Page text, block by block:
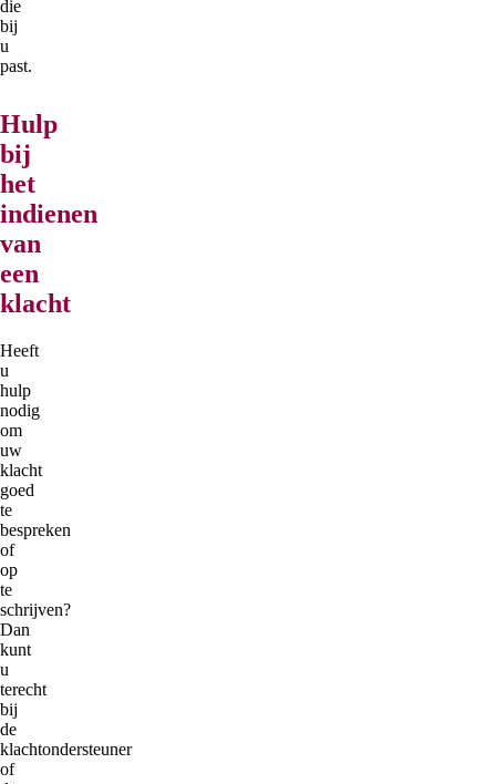
die
bij
u
past.
Hulp
bij
het
indienen
van
een
klacht
Heeft
u
hulp
nodig
om
uw
klacht
goed
te
bespreken
of
op
te
schrijven?
Dan
kunt
u
terecht
bij
de
klachtondersteuner
of